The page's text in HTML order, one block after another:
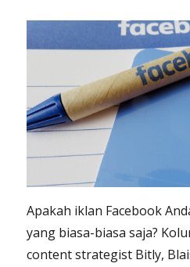
Apakah iklan Facebook
yang biasa-biasa saja?
content strategist Bitly,